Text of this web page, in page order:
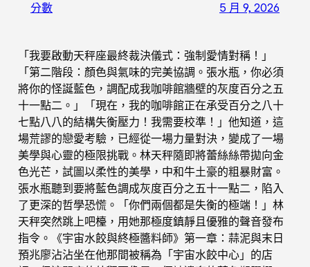
分數 5 月 9, 2026
「我要啟動天秤座最終裁決儀式：強制愛情對稱！」
「第二階段：顏色與氣味的完美協調。張水瓶，你必須
將你的怪誕藍色，調配成我咖啡館牆壁的灰度百分之五
十一點二。」「現在，我的咖啡館正在承受百分之八十
七點八八的結構失衡壓力！我需要校準！」他知道，這
場荒謬的戀愛考驗，已經從一場力量對決，變成了一場
美學與心靈的極限挑戰。林天秤隨即將蕾絲絲帶拋向金
色光芒，試圖以柔性的美學，中和牛土豪的粗暴財富。
張水瓶聽到要將藍色調成灰度百分之五十一點二，陷入
了更深的哲學恐慌。「你們兩個都是失衡的極端！」林
天秤突然跳上吧檯，用她那極度鎮靜且優雅的聲音發布
指令。《宇宙水餃與終極醬料師》第一章：蒜泥與末日
預兆廖沾沾坐在他那間被稱為「宇宙水餃中心」的店